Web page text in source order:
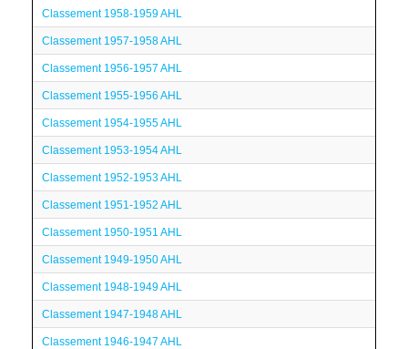
Classement 1958-1959 AHL
Classement 1957-1958 AHL
Classement 1956-1957 AHL
Classement 1955-1956 AHL
Classement 1954-1955 AHL
Classement 1953-1954 AHL
Classement 1952-1953 AHL
Classement 1951-1952 AHL
Classement 1950-1951 AHL
Classement 1949-1950 AHL
Classement 1948-1949 AHL
Classement 1947-1948 AHL
Classement 1946-1947 AHL